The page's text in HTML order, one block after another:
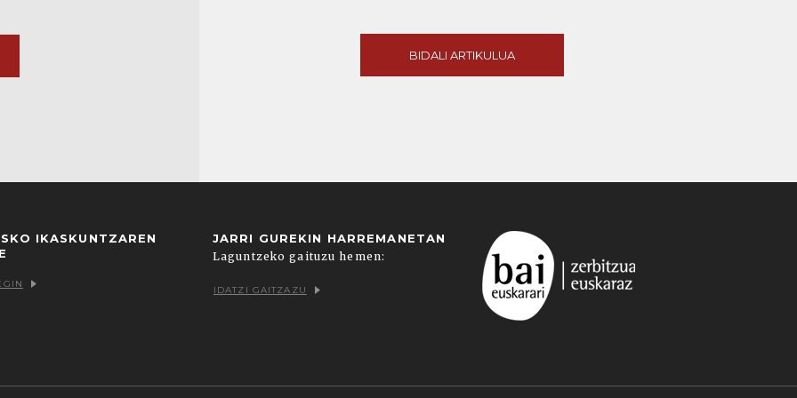
BIDALI ARTIKULUA
IKASKUNTZAREN
JARRI GUREKIN HARREMANETAN
Laguntzeko gaituzu hemen:
IDATZI GAITZAZU